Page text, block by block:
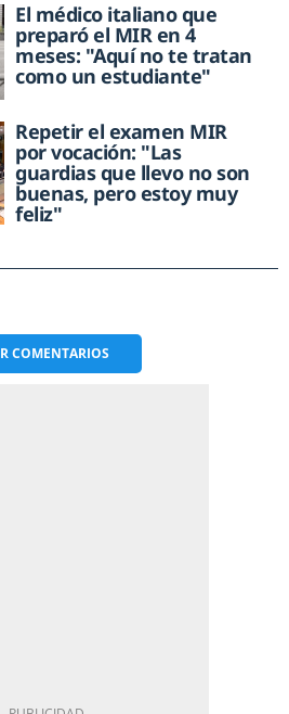
El médico italiano que
preparó el MIR en 4
meses: "Aquí no te tratan
como un estudiante"
Repetir el examen MIR
por vocación: "Las
guardias que llevo no son
buenas, pero estoy muy
feliz"
COMENTARIOS